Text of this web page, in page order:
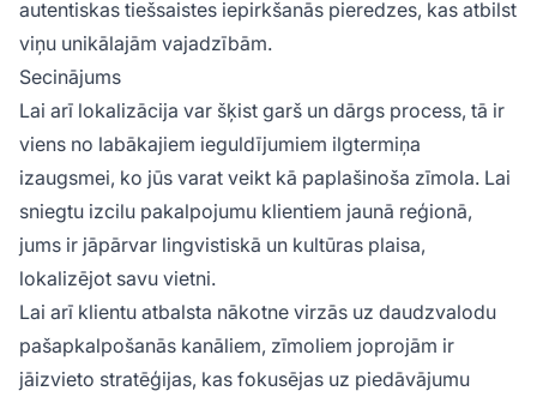
autentiskas tiešsaistes iepirkšanās pieredzes, kas atbilst
viņu unikālajām vajadzībām.
Secinājums
Lai arī lokalizācija var šķist garš un dārgs process, tā ir
viens no labākajiem ieguldījumiem ilgtermiņa
izaugsmei, ko jūs varat veikt kā paplašinoša zīmola. Lai
sniegtu izcilu pakalpojumu klientiem jaunā reģionā,
jums ir jāpārvar lingvistiskā un kultūras plaisa,
lokalizējot savu vietni.
Lai arī klientu atbalsta nākotne virzās uz daudzvalodu
pašapkalpošanās kanāliem, zīmoliem joprojām ir
jāizvieto stratēģijas, kas fokusējas uz piedāvājumu